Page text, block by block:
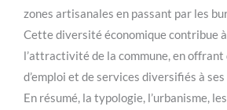
zones artisanales en passant par les
Cette diversité économique contribue
l’attractivité de la commune, en
d’emploi et de services diversifiés à
En résumé, la typologie, l’urbanisme,